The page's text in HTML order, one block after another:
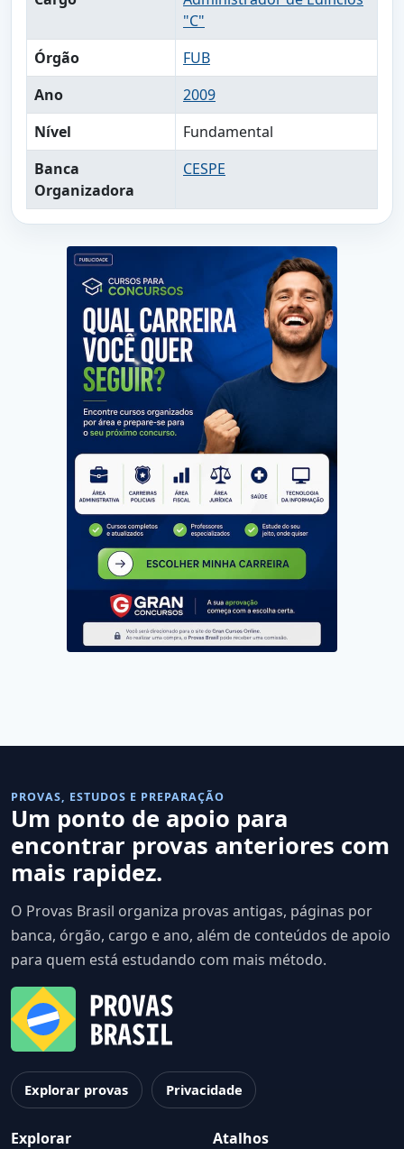
"C"
Órgão
FUB
Ano
2009
Nível
Fundamental
Banca
Organizadora
CESPE
PROVAS, ESTUDOS E PREPARAÇÃO
Um ponto de apoio para
encontrar provas anteriores com
mais rapidez.
O Provas Brasil organiza provas antigas, páginas por
banca, órgão, cargo e ano, além de conteúdos de apoio
para quem está estudando com mais método.
Explorar provas Privacidade
Explorar
Atalhos